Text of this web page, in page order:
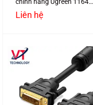
hỗ trợ Full HD1080P
Liên hệ